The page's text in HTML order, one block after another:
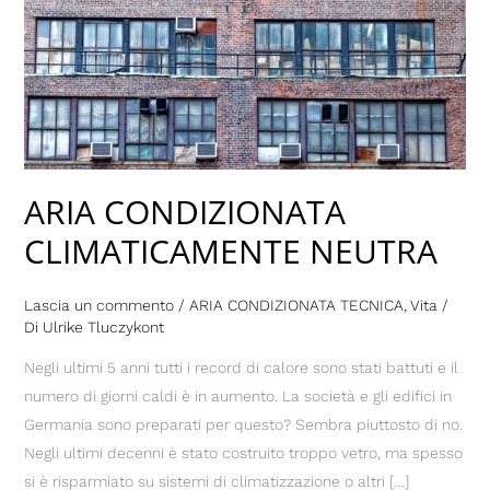
ARIA CONDIZIONATA
CLIMATICAMENTE NEUTRA
Lascia un commento / ARIA CONDIZIONATA TECNICA Vita /
Di Ulrike Tluczykont
Negli ultimi 5 anni tutti i record di calore sono stati battuti e il
numero di giorni caldi è in aumento. La società e gli edifici in
Germania sono preparati per questo? Sembra piuttosto di no.
Negli ultimi decenni è stato costruito troppo vetro, ma spesso
si è risparmiato su sistemi di climatizzazione o altri […]
NEUTRA